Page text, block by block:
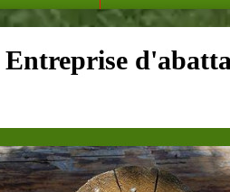
Entreprise